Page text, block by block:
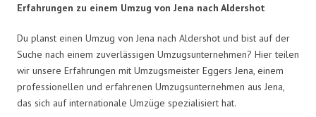
Erfahrungen zu einem Umzug von Jena nach Aldershot
Du planst einen Umzug von Jena nach Aldershot und bist auf der
Suche nach einem zuverlässigen Umzugsunternehmen? Hier teilen
wir unsere Erfahrungen mit Umzugsmeister Eggers Jena, einem
professionellen und erfahrenen Umzugsunternehmen aus Jena,
das sich auf internationale Umzüge spezialisiert hat.